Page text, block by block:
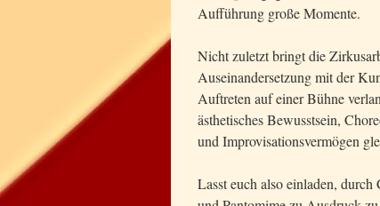
Aufführung große Momente.
Nicht zuletzt bringt die
Auseinandersetzung mit der
Auftreten auf einer Bühne
ästhetisches Bewusstsein,
und Improvisationsvermögen
Lasst euch also einladen, durch